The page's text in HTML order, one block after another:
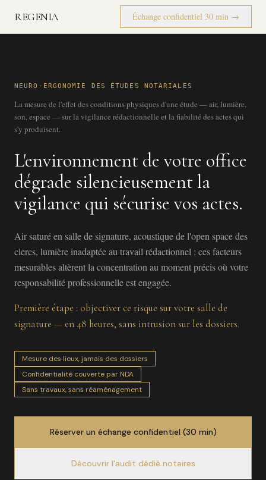
REGENIA Échange confidentiel 30 min →
NEURO-ERGONOMIE DES ÉTUDES NOTARIALES
La mesure de l'effet des conditions physiques d'une étude — air, lumière,
son, espace — sur la vigilance rédactionnelle et la fiabilité des actes qui
s'y produisent.
L'environnement de votre office
dégrade silencieusement la
vigilance qui sécurise vos actes.
Air saturé en salle de signature, acoustique de l'open space des
clercs, lumière inadaptée au travail rédactionnel : ces facteurs
mesurables altèrent la concentration au moment précis où votre
responsabilité professionnelle est engagée.
Première étape : objectiver ce risque sur votre salle de
signature — en 48 heures, sans intrusion sur les dossiers.
Mesure des lieux, jamais des dossiers
Confidentialité couverte par NDA
Sans travaux, sans réaménagement
Réserver un échange confidentiel (30 min)
Découvrir l'audit dédié notaires